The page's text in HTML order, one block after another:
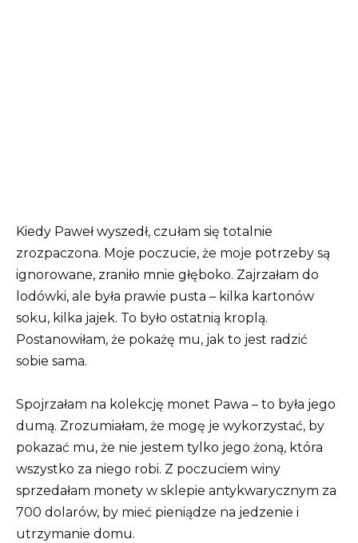
Kiedy Paweł wyszedł, czułam się totalnie
zrozpaczona. Moje poczucie, że moje potrzeby są
ignorowane, zraniło mnie głęboko. Zajrzałam do
lodówki, ale była prawie pusta – kilka kartonów
soku, kilka jajek. To było ostatnią kroplą.
Postanowiłam, że pokażę mu, jak to jest radzić
sobie sama.
Spojrzałam na kolekcję monet Pawa – to była jego
dumą. Zrozumiałam, że mogę je wykorzystać, by
pokazać mu, że nie jestem tylko jego żoną, która
wszystko za niego robi. Z poczuciem winy
sprzedałam monety w sklepie antykwarycznym za
700 dolarów, by mieć pieniądze na jedzenie i
utrzymanie domu.